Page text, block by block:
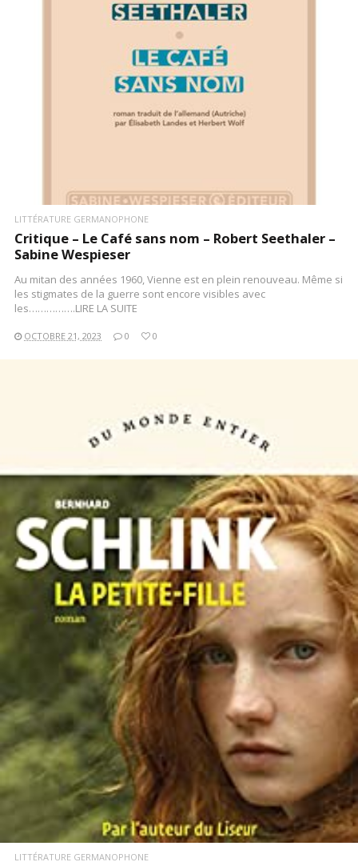
LIRE LA SUITE
LITTÉRATURE GERMANOPHONE
Critique – Le Café sans nom – Robert Seethaler –
Sabine Wespieser
Au mitan des années 1960, Vienne est en plein renouveau. Même si
les stigmates de la guerre sont encore visibles avec
les…………….LIRE LA SUITE
OCTOBRE 21, 2023 0 0
LIRE LA SUITE
LITTÉRATURE GERMANOPHONE